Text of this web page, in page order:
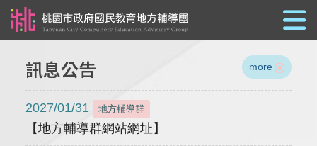
訊息公告 more
2027/01/31 地方輔導群
【地方輔導群網站網址】